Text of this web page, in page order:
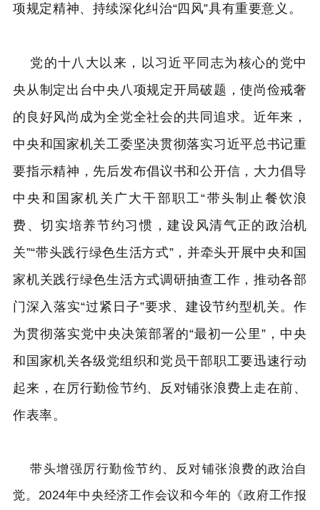
项规定精神、持续深化纠治“四风”具有重要意义。
党的十八大以来，以习近平同志为核心的党中
央从制定出台中央八项规定开局破题，使尚俭戒奢
的良好风尚成为全党全社会的共同追求。近年来，
中央和国家机关工委坚决贯彻落实习近平总书记重
要指示精神，先后发布倡议书和公开信，大力倡导
中央和国家机关广大干部职工“带头制止餐饮浪
费、切实培养节约习惯，建设风清气正的政治机
关”“带头践行绿色生活方式”，并牵头开展中央和国
家机关践行绿色生活方式调研抽查工作，推动各部
门深入落实“过紧日子”要求、建设节约型机关。作
为贯彻落实党中央决策部署的“最初一公里”，中央
和国家机关各级党组织和党员干部职工要迅速行动
起来，在厉行勤俭节约、反对铺张浪费上走在前、
作表率。
带头增强厉行勤俭节约、反对铺张浪费的政治自
觉。2024年中央经济工作会议和今年的《政府工作报